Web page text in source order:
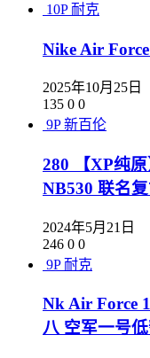
10P 耐克
Nike Air
2025年10月25日
135 0 0
9P 新百伦
280 【XP纯
NB530 联名
2024年5月21日
246 0 0
9P 耐克
Nk Air Force
八 空军一号